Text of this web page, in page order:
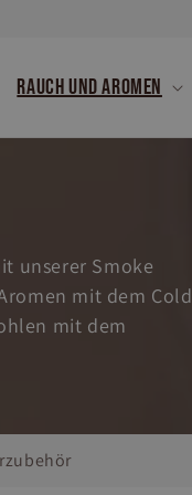
Rauch und Aromen
unserer Smoke
mit dem Cold
mit dem